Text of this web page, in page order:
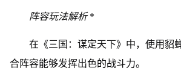
阵容玩法解析*
在《三国：谋定天下》中，使用貂
合阵容能够发挥出色的战斗力。